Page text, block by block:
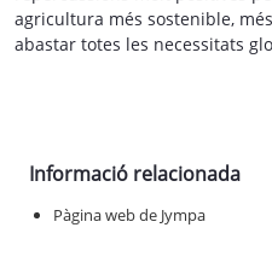
agricultura més sostenible,
abastar totes les necessitats
Informació relacionada
Pàgina web de Jympa